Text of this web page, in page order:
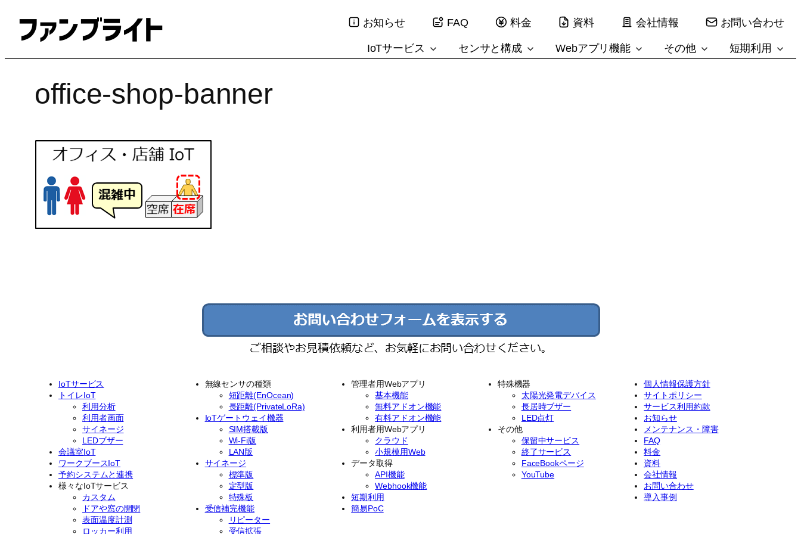
ス
お知らせ FAQ 料金 資料 会社情報 お問い合わせ
IoTサービス センサと構成 Webアプリ機能 その他 短期利用
office-shop-banner
IoTサービス
トイレIoT
利用分析
利用者画面
サイネージ
LEDブザー
会議室IoT
ワークブースIoT
予約システムと連携
様々なIoTサービス
カスタム
ドアや窓の開閉
表面温度計測
ロッカー利用
無線センサの種類
短距離(EnOcean)
長距離(PrivateLoRa)
IoTゲートウェイ機器
SIM搭載版
Wi-Fi版
LAN版
サイネージ
標準版
定型版
特殊板
受信補完機能
リピーター
受信拡張
管理者用Webアプリ
基本機能
無料アドオン機能
有料アドオン機能
利用者用Webアプリ
クラウド
小規模用Web
データ取得
API機能
Webhook機能
短期利用
簡易PoC
特殊機器
太陽光発電デバイス
長居時ブザー
LED点灯
その他
保留中サービス
終了サービス
FaceBookページ
YouTube
個人情報保護方針
サイトポリシー
サービス利用約款
お知らせ
メンテナンス・障害
FAQ
料金
資料
会社情報
お問い合わせ
導入事例